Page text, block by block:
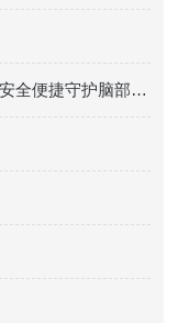
临床辅助监测优选：近红外脑成像仪安全便捷守护脑部健康评估